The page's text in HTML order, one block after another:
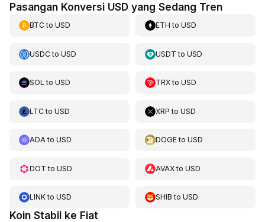
Pasangan Konversi USD yang Sedang Tren
BTCto USD ETH toUSD
USDCto USD USDT toUSD
SOL to USD TRXtoUSD
LTCto USD XRP toUSD
ADAto USD DOGEtoUSD
DOT to USD AVAXtoUSD
LINKto USD SHIB toUSD
Koin Stabil ke Fiat